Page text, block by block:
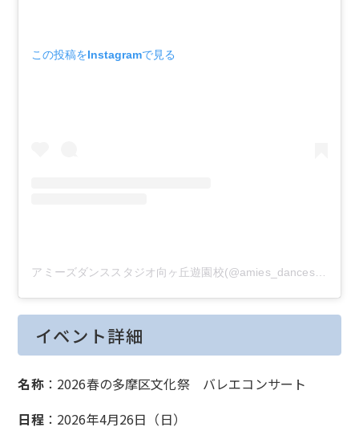
この投稿をInstagramで見る
アミーズダンススタジオ向ヶ丘遊園校(@amies_dancestudio)がシェアした投稿
イベント詳細
名称：2026春の多摩区文化祭 バレエコンサート
日程：2026年4月26日（日）